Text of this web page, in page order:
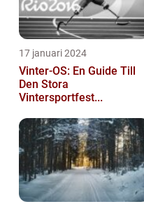
17 januari 2024
Vinter-OS: En Guide Till
Den Stora
Vintersportfest...